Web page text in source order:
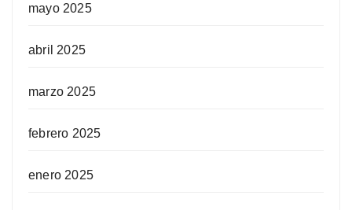
mayo 2025
abril 2025
marzo 2025
febrero 2025
enero 2025